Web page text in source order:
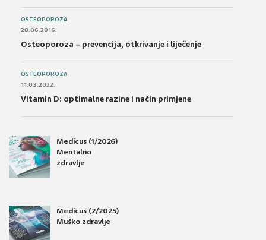
OSTEOPOROZA
28.06.2016.
Osteoporoza – prevencija, otkrivanje i liječenje
OSTEOPOROZA
11.03.2022.
Vitamin D: optimalne razine i način primjene
Medicus (1/2026)
Mentalno
zdravlje
Medicus (2/2025)
Muško zdravlje